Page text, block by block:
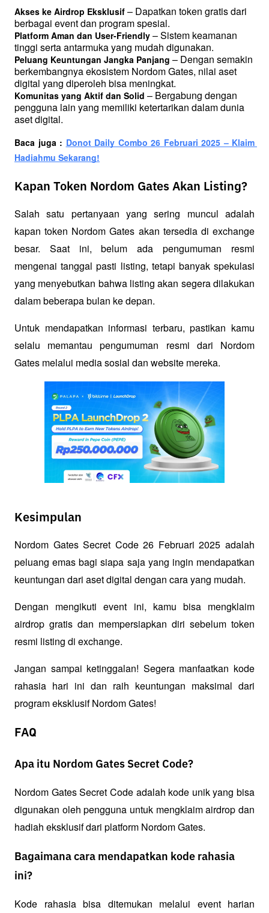
Akses ke Airdrop Eksklusif – Dapatkan token gratis dari
berbagai event dan program spesial.
Platform Aman dan User-Friendly – Sistem keamanan
tinggi serta antarmuka yang mudah digunakan.
Peluang Keuntungan Jangka Panjang – Dengan semakin
berkembangnya ekosistem Nordom Gates, nilai aset
digital yang diperoleh bisa meningkat.
Komunitas yang Aktif dan Solid – Bergabung dengan
pengguna lain yang memiliki ketertarikan dalam dunia
aset digital.
Baca juga : Donot Daily Combo 26 Februari 2025 – Klaim
Hadiahmu Sekarang!
Kapan Token Nordom Gates Akan Listing?
Salah satu pertanyaan yang sering muncul adalah
kapan token Nordom Gates akan tersedia di exchange
besar. Saat ini, belum ada pengumuman resmi
mengenai tanggal pasti listing, tetapi banyak spekulasi
yang menyebutkan bahwa listing akan segera dilakukan
dalam beberapa bulan ke depan.
Untuk mendapatkan informasi terbaru, pastikan kamu
selalu memantau pengumuman resmi dari Nordom
Gates melalui media sosial dan website mereka.
Kesimpulan
Nordom Gates Secret Code 26 Februari 2025 adalah
peluang emas bagi siapa saja yang ingin mendapatkan
keuntungan dari aset digital dengan cara yang mudah.
Dengan mengikuti event ini, kamu bisa mengklaim
airdrop gratis dan mempersiapkan diri sebelum token
resmi listing di exchange.
Jangan sampai ketinggalan! Segera manfaatkan kode
rahasia hari ini dan raih keuntungan maksimal dari
program eksklusif Nordom Gates!
FAQ
Apa itu Nordom Gates Secret Code?
Nordom Gates Secret Code adalah kode unik yang bisa
digunakan oleh pengguna untuk mengklaim airdrop dan
hadiah eksklusif dari platform Nordom Gates.
Bagaimana cara mendapatkan kode rahasia
ini?
Kode rahasia bisa ditemukan melalui event harian